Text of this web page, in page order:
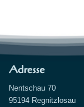
Adresse
Nentschau 70
95194 Regnitzlosau